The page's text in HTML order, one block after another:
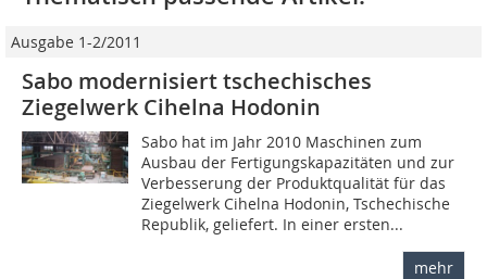
Ausgabe 1-2/2011
Sabo modernisiert tschechisches
Ziegelwerk Cihelna Hodonin
Sabo hat im Jahr 2010 Maschinen zum
Ausbau der Fertigungskapazitäten und zur
Verbesserung der Produktqualität für das
Ziegel­werk Cihelna Hodonin, Tschechische
Republik, geliefert. In einer ersten...
mehr